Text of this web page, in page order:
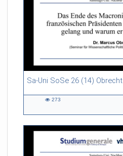
Sa-Uni SoSe 26 (14) Obrecht
46:53 duration
273